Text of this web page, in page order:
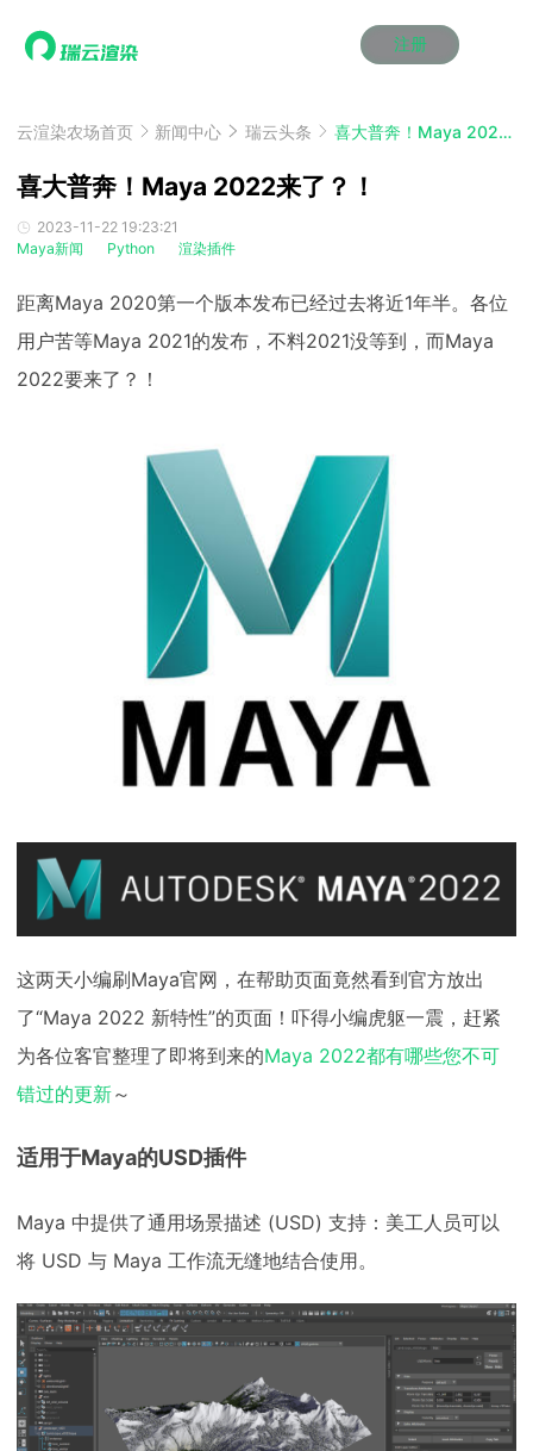
注册
效果图渲染
云制作
云渲染管理系统
瑞兔百宝箱
AI视频插帧
效果图渲染
云制作
云渲染管理系统
瑞兔百宝箱
AI视频插帧
效果图渲染
云制作
云渲染管理系统
瑞兔百宝箱
AI视频插帧
效果图渲染
云制作
云渲染管理系统
瑞兔百宝箱
AI视频插帧
效果图渲染
云制作
云渲染管理系统
瑞兔百宝箱
AI视频插帧
效果图渲染
云制作
云渲染管理系统
瑞兔百宝箱
AI视频插帧
解决方案
3ds Max云渲染方案
Cinema 4D云渲染方案
Blender 云渲染方案
Maya AI渲染方案
3ds Max云渲染方案
Cinema 4D云渲染方案
Blender 云渲染方案
Maya AI渲染方案
3ds Max云渲染方案
Cinema 4D云渲染方案
Blender 云渲染方案
Maya AI渲染方案
3ds Max云渲染方案
Cinema 4D云渲染方案
Blender 云渲染方案
Maya AI渲染方案
3ds Max云渲染方案
Cinema 4D云渲染方案
Blender 云渲染方案
Maya AI渲染方案
3ds Max云渲染方案
Cinema 4D云渲染方案
Blender 云渲染方案
Maya AI渲染方案
动画价格
效果图价格
云制作价格
动画价格
效果图价格
云制作价格
动画价格
效果图价格
云制作价格
动画价格
效果图价格
云制作价格
动画价格
效果图价格
云制作价格
动画价格
效果图价格
云制作价格
案例
资讯&赛事
新闻资讯
泛CG交流会
新闻资讯
泛CG交流会
新闻资讯
泛CG交流会
新闻资讯
泛CG交流会
新闻资讯
泛CG交流会
新闻资讯
泛CG交流会
云渲染农场首页 新闻中心 瑞云头条 喜大普奔！Maya 2022来了？！
喜大普奔！Maya 2022来了？！
2023-11-22 19:23:21
Maya新闻
Python 渲染插件
距离Maya 2020第一个版本发布已经过去将近1年半。各位
用户苦等Maya 2021的发布，不料2021没等到，而Maya
2022要来了？！
这两天小编刷Maya官网，在帮助页面竟然看到官方放出
了“Maya 2022 新特性”的页面！吓得小编虎躯一震，赶紧
为各位客官整理了即将到来的Maya 2022都有哪些您不可
错过的更新～
适用于Maya的USD插件
Maya 中提供了通用场景描述 (USD) 支持：美工人员可以
将 USD 与 Maya 工作流无缝地结合使用。